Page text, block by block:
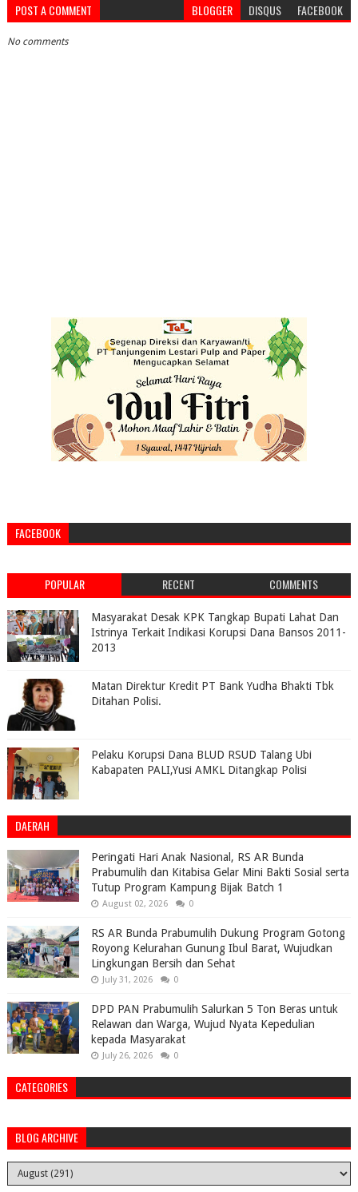
POST A COMMENT BLOGGER DISQUS FACEBOOK
No comments
FACEBOOK
POPULAR RECENT COMMENTS
Masyarakat Desak KPK Tangkap Bupati Lahat Dan
Istrinya Terkait Indikasi Korupsi Dana Bansos 2011-
2013
Matan Direktur Kredit PT Bank Yudha Bhakti Tbk
Ditahan Polisi.
Pelaku Korupsi Dana BLUD RSUD Talang Ubi
Kabapaten PALI,Yusi AMKL Ditangkap Polisi
DAERAH
Peringati Hari Anak Nasional, RS AR Bunda
Prabumulih dan Kitabisa Gelar Mini Bakti Sosial serta
Tutup Program Kampung Bijak Batch 1
August 02, 2026 0
RS AR Bunda Prabumulih Dukung Program Gotong
Royong Kelurahan Gunung Ibul Barat, Wujudkan
Lingkungan Bersih dan Sehat
July 31, 2026 0
DPD PAN Prabumulih Salurkan 5 Ton Beras untuk
Relawan dan Warga, Wujud Nyata Kepedulian
kepada Masyarakat
July 26, 2026 0
CATEGORIES
BLOG ARCHIVE